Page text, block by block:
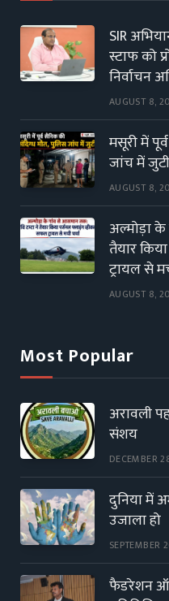
SIR
स्टाफ को
निर्वाचन
AUGUST 8,
मसूरी में
जांच में जुटी
AUGUST 8,
अल्मोड़ा
तैयार
ट्रायल से
AUGUST 8,
Most Popular
अरावली
संशय
DECEMBER
दुनिया में
उजाला हो
SEPTEMBER
फैडरेशन